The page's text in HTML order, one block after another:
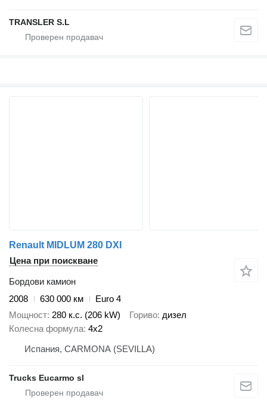
TRANSLER S.L
Renault MIDLUM 280 DXI
Цена при поискване
Бордови камион
2008
630 000 км
Euro 4
Мощност 280 к.с. (206 kW) Гориво дизел
Колесна формула 4x2
Испания, CARMONA (SEVILLA)
Trucks Eucarmo sl